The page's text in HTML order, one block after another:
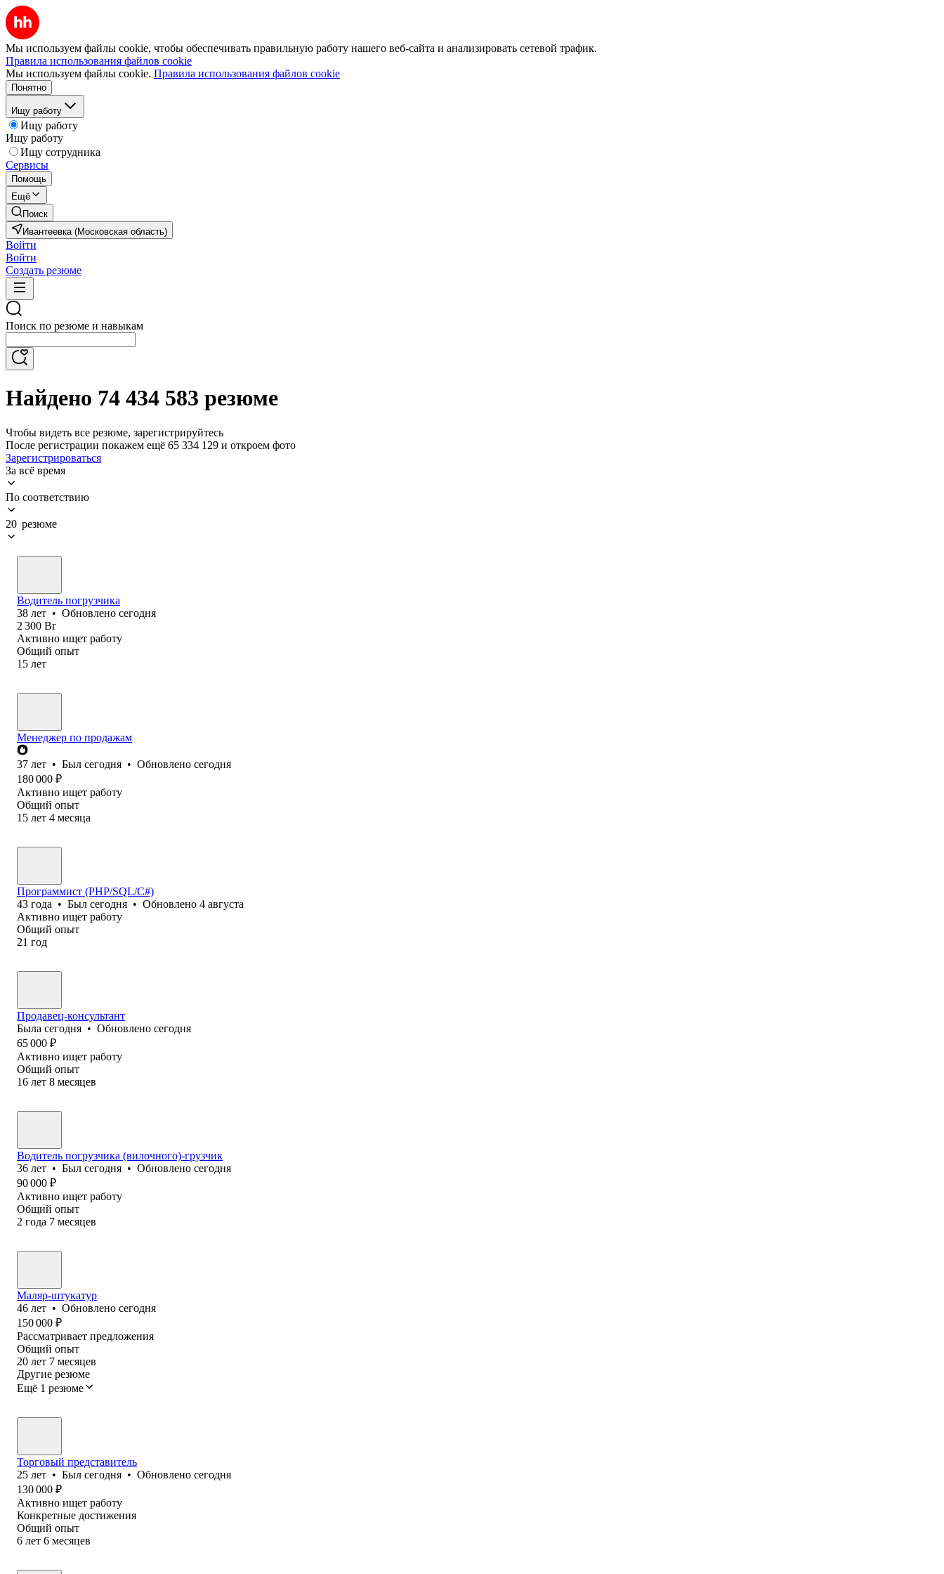
Мы используем файлы cookie, чтобы обеспечивать правильную работу нашего веб-сайта и анализировать сетевой трафик.
Правила использования файлов cookie
Мы используем файлы cookie. Правила использования файлов cookie
Понятно
Ищу работу
Ищу работу
Ищу работу
Ищу сотрудника
Сервисы
Помощь
Ещё
Поиск
Ивантеевка (Московская область)
Войти
Войти
Создать резюме
Поиск по резюме и навыкам
Найдено 74 434 583 резюме
Чтобы видеть все резюме, зарегистрируйтесь
После регистрации покажем ещё 65 334 129 и откроем фото
Зарегистрироваться
За всё время
По соответствию
20 резюме
Водитель погрузчика
38 лет • Обновлено сегодня
2 300 Br
Активно ищет работу
Общий опыт
15 лет
Менеджер по продажам
37 лет • Был сегодня • Обновлено сегодня
180 000 ₽
Активно ищет работу
Общий опыт
15 лет 4 месяца
Программист (PHP/SQL/C#)
43 года • Был сегодня • Обновлено 4 августа
Активно ищет работу
Общий опыт
21 год
Продавец-консультант
Была сегодня • Обновлено сегодня
65 000 ₽
Активно ищет работу
Общий опыт
16 лет 8 месяцев
Водитель погрузчика (вилочного)-грузчик
36 лет • Был сегодня • Обновлено сегодня
90 000 ₽
Активно ищет работу
Общий опыт
2 года 7 месяцев
Маляр-штукатур
46 лет • Обновлено сегодня
150 000 ₽
Рассматривает предложения
Общий опыт
20 лет 7 месяцев
Другие резюме
Ещё 1 резюме
Торговый представитель
25 лет • Был сегодня • Обновлено сегодня
130 000 ₽
Активно ищет работу
Конкретные достижения
Общий опыт
6 лет 6 месяцев